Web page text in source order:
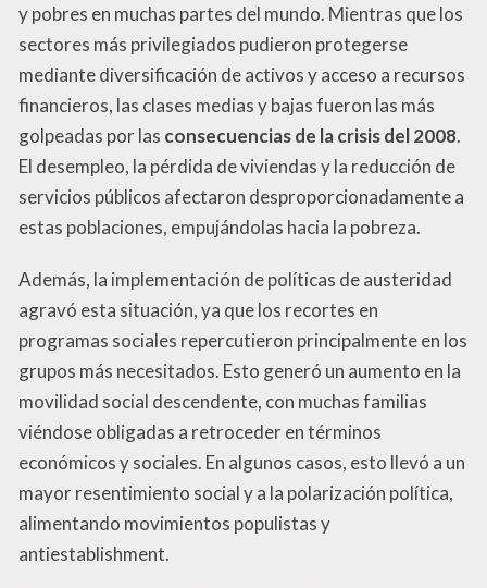
y pobres en muchas partes del mundo. Mientras que los
sectores más privilegiados pudieron protegerse
mediante diversificación de activos y acceso a recursos
financieros, las clases medias y bajas fueron las más
golpeadas por las consecuencias de la crisis del 2008.
El desempleo, la pérdida de viviendas y la reducción de
servicios públicos afectaron desproporcionadamente a
estas poblaciones, empujándolas hacia la pobreza.
Además, la implementación de políticas de austeridad
agravó esta situación, ya que los recortes en
programas sociales repercutieron principalmente en los
grupos más necesitados. Esto generó un aumento en la
movilidad social descendente, con muchas familias
viéndose obligadas a retroceder en términos
económicos y sociales. En algunos casos, esto llevó a un
mayor resentimiento social y a la polarización política,
alimentando movimientos populistas y
antiestablishment.